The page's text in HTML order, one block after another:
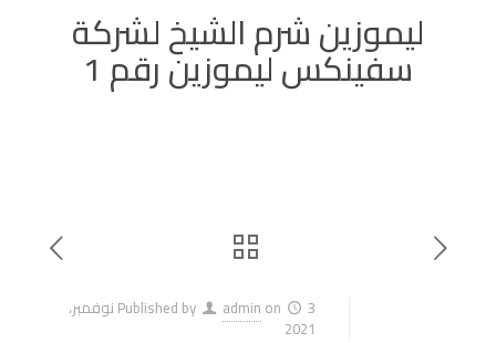
ليموزين شرم الشيخ لشركة
سفينكس ليموزين رقم 1
Published by admin on 3 نوفمبر،
2021